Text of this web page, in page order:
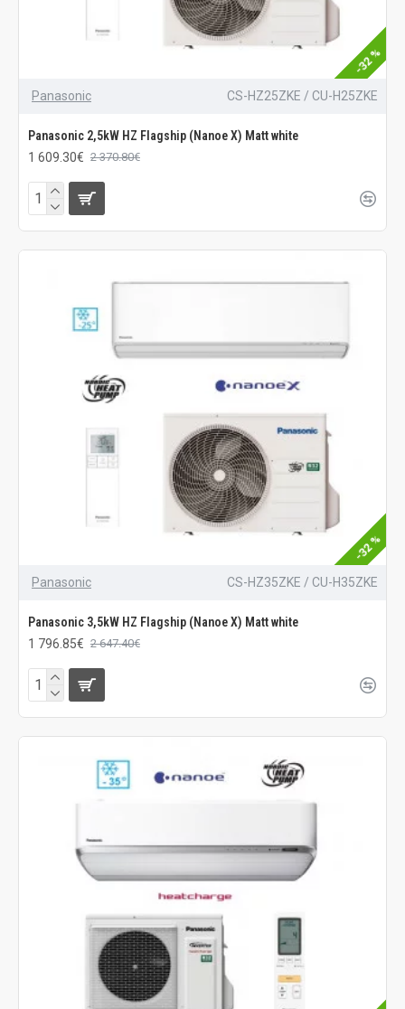
-32 %
Panasonic CS-HZ25ZKE / CU-H25ZKE
Panasonic 2,5kW HZ Flagship (Nanoe X) Matt white
1 609.30€ 2 370.80€
-32 %
Panasonic CS-HZ35ZKE / CU-H35ZKE
Panasonic 3,5kW HZ Flagship (Nanoe X) Matt white
1 796.85€ 2 647.40€